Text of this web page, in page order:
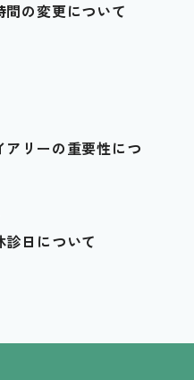
の変更について
リーの重要性につ
日について